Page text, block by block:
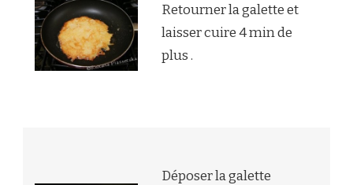
Retourner la galette et
laisser cuire 4 min de
plus .
Déposer la galette